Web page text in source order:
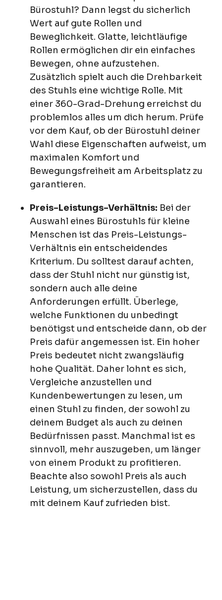
Bürostuhl? Dann legst du sicherlich
Wert auf gute Rollen und
Beweglichkeit. Glatte, leichtläufige
Rollen ermöglichen dir ein einfaches
Bewegen, ohne aufzustehen.
Zusätzlich spielt auch die Drehbarkeit
des Stuhls eine wichtige Rolle. Mit
einer 360-Grad-Drehung erreichst du
problemlos alles um dich herum. Prüfe
vor dem Kauf, ob der Bürostuhl deiner
Wahl diese Eigenschaften aufweist, um
maximalen Komfort und
Bewegungsfreiheit am Arbeitsplatz zu
garantieren.
Preis-Leistungs-Verhältnis: Bei der
Auswahl eines Bürostuhls für kleine
Menschen ist das Preis-Leistungs-
Verhältnis ein entscheidendes
Kriterium. Du solltest darauf achten,
dass der Stuhl nicht nur günstig ist,
sondern auch alle deine
Anforderungen erfüllt. Überlege,
welche Funktionen du unbedingt
benötigst und entscheide dann, ob der
Preis dafür angemessen ist. Ein hoher
Preis bedeutet nicht zwangsläufig
hohe Qualität. Daher lohnt es sich,
Vergleiche anzustellen und
Kundenbewertungen zu lesen, um
einen Stuhl zu finden, der sowohl zu
deinem Budget als auch zu deinen
Bedürfnissen passt. Manchmal ist es
sinnvoll, mehr auszugeben, um länger
von einem Produkt zu profitieren.
Beachte also sowohl Preis als auch
Leistung, um sicherzustellen, dass du
mit deinem Kauf zufrieden bist.